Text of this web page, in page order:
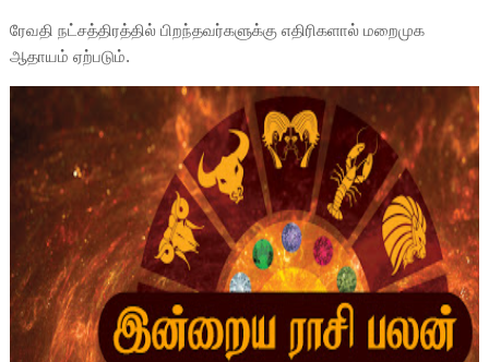
ரேவதி நட்சத்திரத்தில் பிறந்தவர்களுக்கு எதிரிகளால் மறைமுக
ஆதாயம் ஏற்படும்.